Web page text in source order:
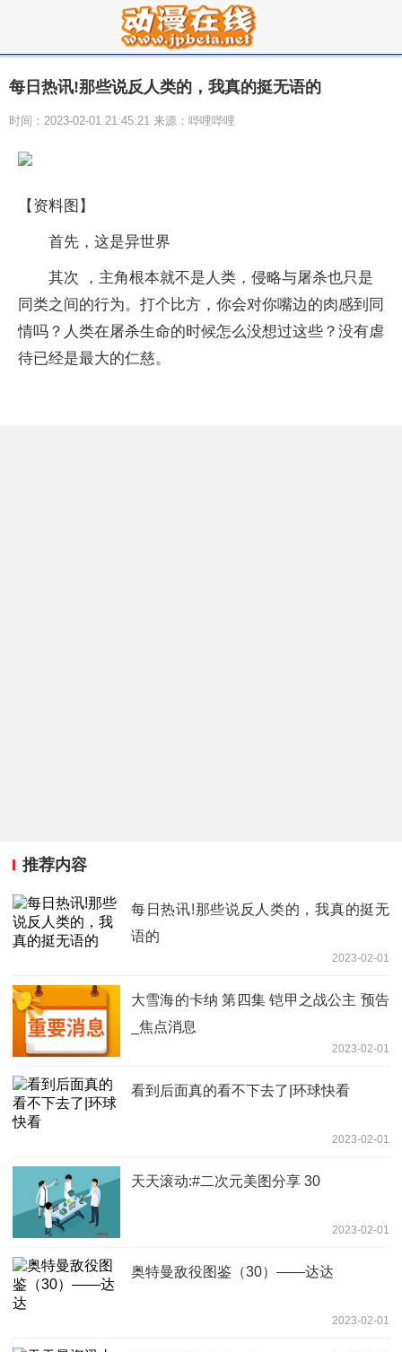
每日热讯!那些说反人类的，我真的挺无语的
时间：2023-02-01 21:45:21 来源：哔哩哔哩
【资料图】
首先，这是异世界
其次 ，主角根本就不是人类，侵略与屠杀也只是
同类之间的行为。打个比方，你会对你嘴边的肉感到同
情吗？人类在屠杀生命的时候怎么没想过这些？没有虐
待已经是最大的仁慈。
推荐内容
每日热讯!那些说反人类的，我真的挺无
语的
2023-02-01
大雪海的卡纳 第四集 铠甲之战公主 预告
_焦点消息
2023-02-01
看到后面真的看不下去了|环球快看
2023-02-01
天天滚动:#二次元美图分享 30
2023-02-01
奥特曼敌役图鉴（30）——达达
2023-02-01